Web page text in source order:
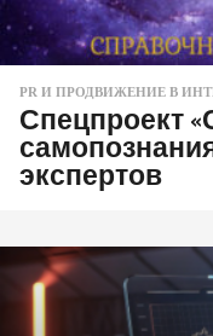
PR И ПРОДВИЖЕНИЕ В
Спецпроект
экспертов